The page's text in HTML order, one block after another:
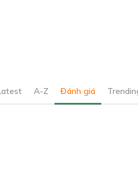
A-Z Đánh giá